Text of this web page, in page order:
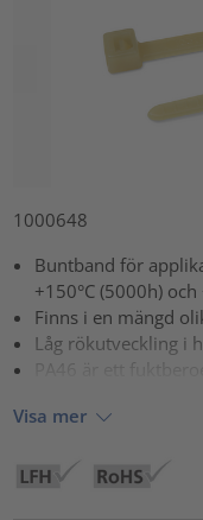
1000648
Buntband för
+150°C (5000h)
Finns i en mängd
Låg rökutveckling i
PA46 är ett
Visa mer